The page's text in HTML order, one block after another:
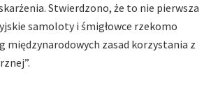
Stwierdzono, że to nie pierwsza
samoloty i śmigłowce rzekomo
międzynarodowych zasad korzystania z